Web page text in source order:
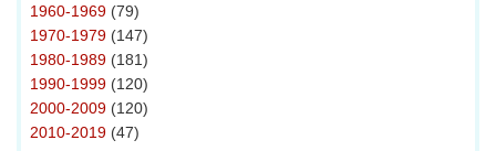
1960-1969 (79)
1970-1979 (147)
1980-1989 (181)
1990-1999 (120)
2000-2009 (120)
2010-2019 (47)